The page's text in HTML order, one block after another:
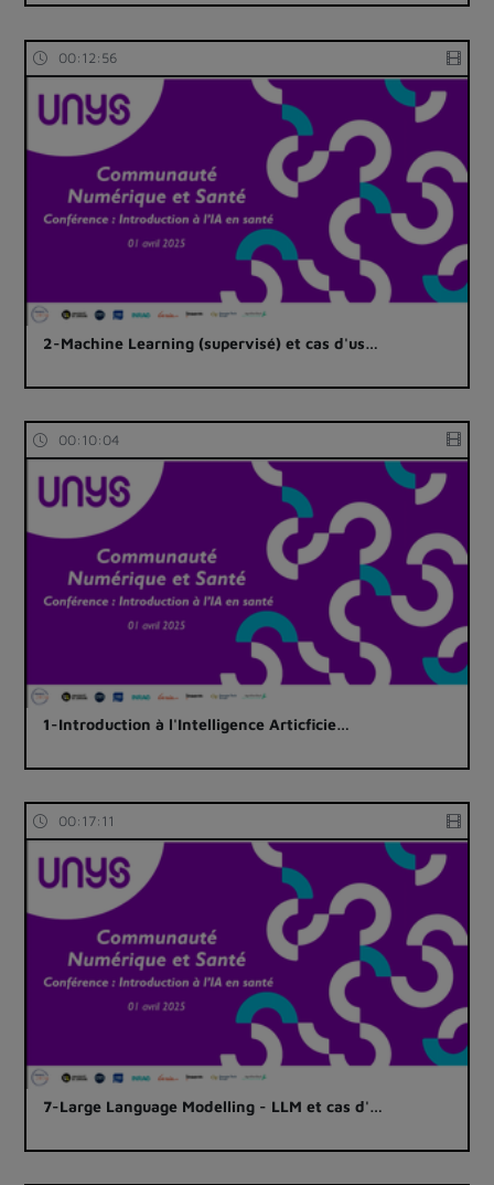
00:12:56
2-Machine Learning (supervisé) et cas d'us…
00:10:04
1-Introduction à l'Intelligence Articficie…
00:17:11
7-Large Language Modelling - LLM et cas d'…